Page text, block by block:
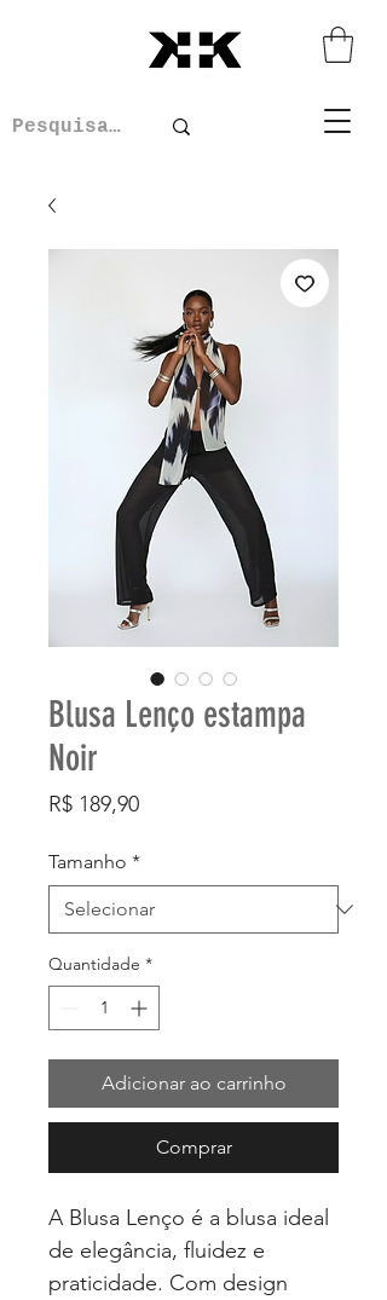
Blusa Lenço estampa
Noir
R$ 189,90Preço
Tamanho *
Quantidade *
Adicionar ao carrinho
Comprar
A Blusa Lenço é a blusa ideal
de elegância, fluidez e
praticidade. Com design